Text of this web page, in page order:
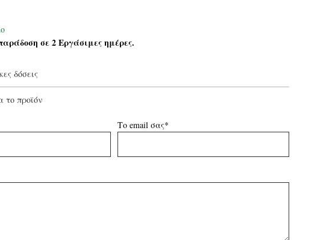
σε 2 Εργάσιμες ημέρες.
δόσεις
το προϊόν
Το email σας*